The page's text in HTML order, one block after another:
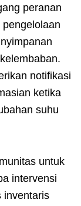
peranan
notifikasi
ketika
suhu
untuk
intervensi
inventaris